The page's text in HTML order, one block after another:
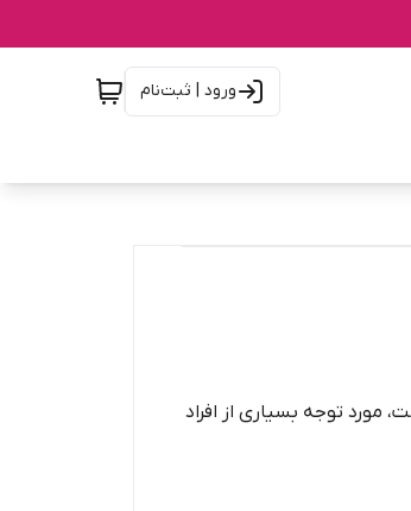
ورود | ثبت‌نام
مورد توجه بسیاری از افراد